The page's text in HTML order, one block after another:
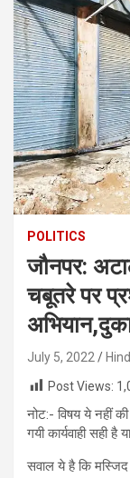
POLITICS
जौनपर:
चबूतरे पर
July 5, 2022
Post Views:
नोट:- विषय ये नहीं की
गयी कार्यवाही सही है
सवाल ये है कि मस्जिद